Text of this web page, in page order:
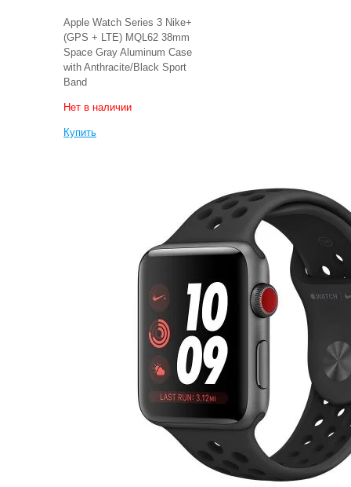
Apple Watch Series 3 Nike+
(GPS + LTE) MQL62 38mm
Space Gray Aluminum Case
with Anthracite/Black Sport
Band
Нет в наличии
Купить